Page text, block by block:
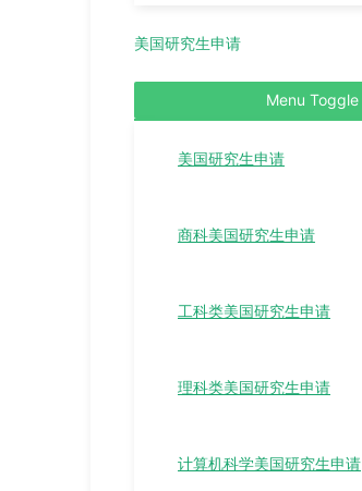
美国研究生申请
Menu Toggle
美国研究生申请
商科美国研究生申请
工科类美国研究生申请
理科类美国研究生申请
计算机科学美国研究生申请